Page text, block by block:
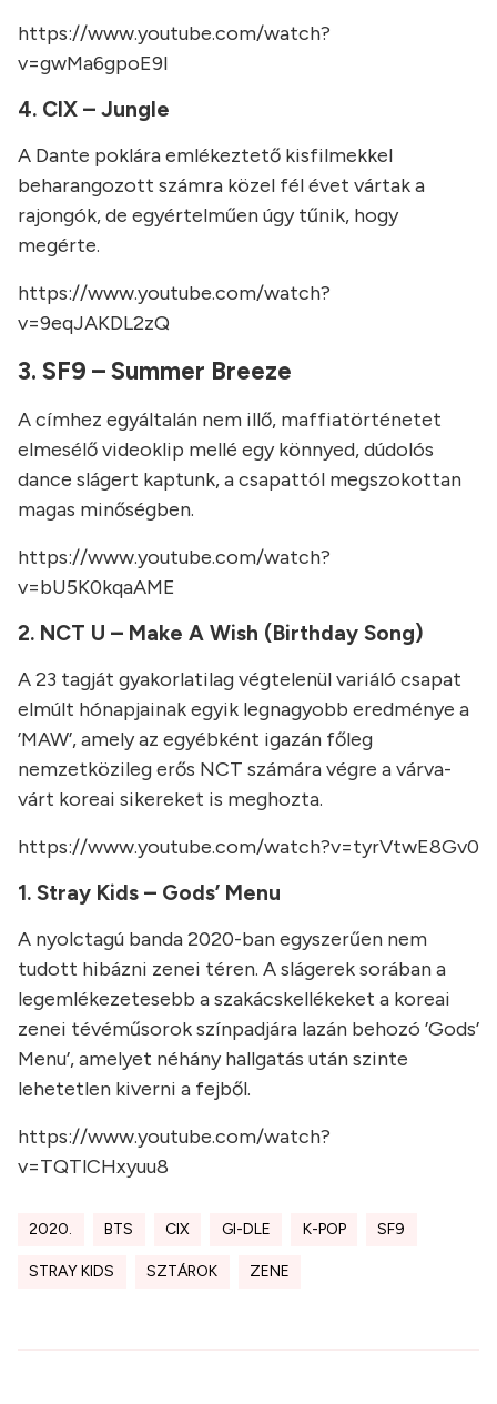
https://www.youtube.com/watch?
v=gwMa6gpoE9I
4. CIX – Jungle
A Dante poklára emlékeztető kisfilmekkel
beharangozott számra közel fél évet vártak a
rajongók, de egyértelműen úgy tűnik, hogy
megérte.
https://www.youtube.com/watch?
v=9eqJAKDL2zQ
3. SF9 – Summer Breeze
A címhez egyáltalán nem illő, maffiatörténetet
elmesélő videoklip mellé egy könnyed, dúdolós
dance slágert kaptunk, a csapattól megszokottan
magas minőségben.
https://www.youtube.com/watch?
v=bU5K0kqaAME
2. NCT U – Make A Wish (Birthday Song)
A 23 tagját gyakorlatilag végtelenül variáló csapat
elmúlt hónapjainak egyik legnagyobb eredménye a
’MAW’, amely az egyébként igazán főleg
nemzetközileg erős NCT számára végre a várva-
várt koreai sikereket is meghozta.
https://www.youtube.com/watch?v=tyrVtwE8Gv0
1. Stray Kids – Gods’ Menu
A nyolctagú banda 2020-ban egyszerűen nem
tudott hibázni zenei téren. A slágerek sorában a
legemlékezetesebb a szakácskellékeket a koreai
zenei tévéműsorok színpadjára lazán behozó ’Gods’
Menu’, amelyet néhány hallgatás után szinte
lehetetlen kiverni a fejből.
https://www.youtube.com/watch?
v=TQTlCHxyuu8
2020. BTS CIX GI-DLE K-POP SF9
STRAY KIDS SZTÁROK ZENE